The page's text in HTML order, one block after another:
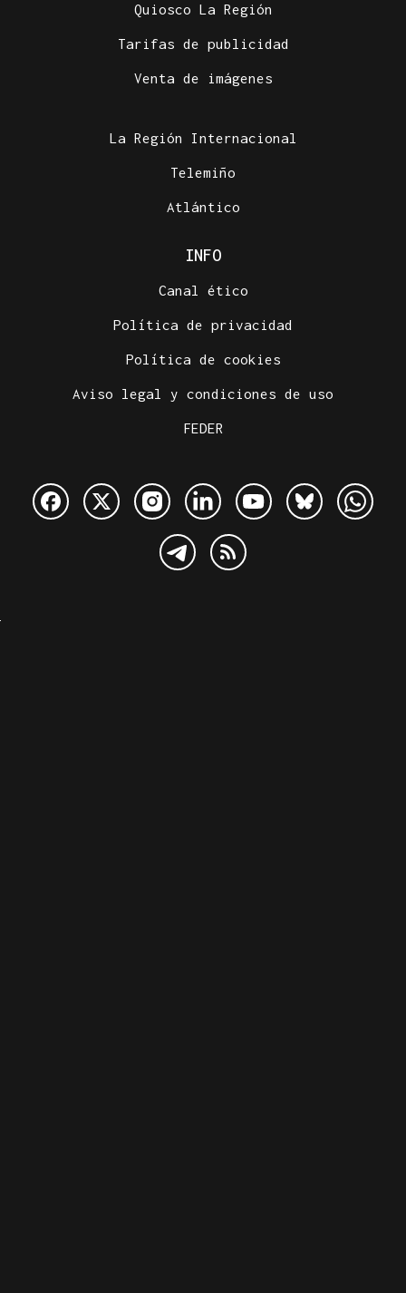
Quiosco La Región
Tarifas de publicidad
Venta de imágenes
La Región Internacional
Telemiño
Atlántico
INFO
Canal ético
Política de privacidad
Política de cookies
Aviso legal y condiciones de uso
FEDER